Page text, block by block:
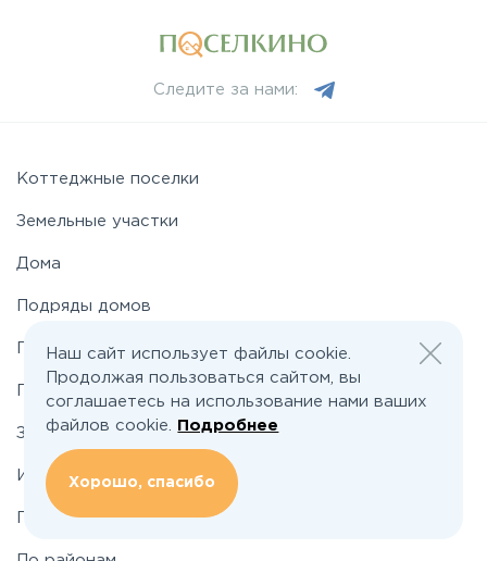
Новорижское
Носовихинское
Пятницкое
Следите за нами:
Коттеджные поселки
Земельные участки
Дома
Подряды домов
Промышленные поселки
Застройщикам
Инвесторам
По шоссе
Наш сайт использует файлы cookie.
Продолжая пользоваться сайтом, вы
соглашаетесь на использование нами ваших
файлов cookie.
Подробнее
Хорошо, спасибо